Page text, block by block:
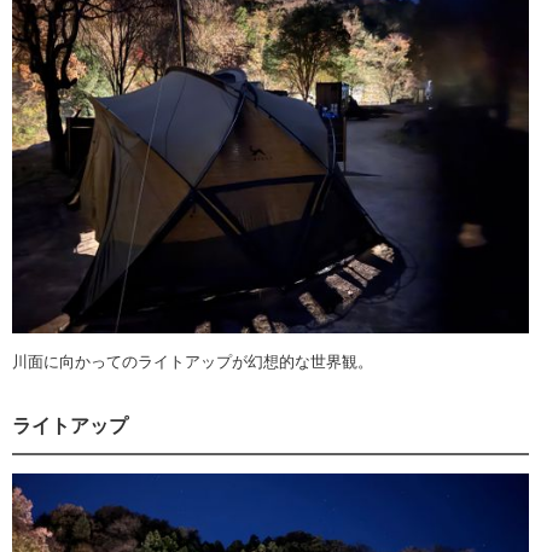
川面に向かってのライトアップが幻想的な世界観。
ライトアップ